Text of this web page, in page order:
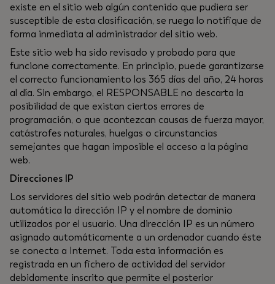
existe en el sitio web algún contenido que pudiera ser
susceptible de esta clasificación, se ruega lo notifique de
forma inmediata al administrador del sitio web.
Este sitio web ha sido revisado y probado para que
funcione correctamente. En principio, puede garantizarse
el correcto funcionamiento los 365 días del año, 24 horas
al día. Sin embargo, el RESPONSABLE no descarta la
posibilidad de que existan ciertos errores de
programación, o que acontezcan causas de fuerza mayor,
catástrofes naturales, huelgas o circunstancias
semejantes que hagan imposible el acceso a la página
web.
Direcciones IP
Los servidores del sitio web podrán detectar de manera
automática la dirección IP y el nombre de dominio
utilizados por el usuario. Una dirección IP es un número
asignado automáticamente a un ordenador cuando éste
se conecta a Internet. Toda esta información es
registrada en un fichero de actividad del servidor
debidamente inscrito que permite el posterior